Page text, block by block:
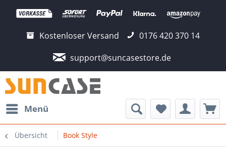
Kostenloser Versand
0176 420 370 14
support@suncasestore.de
Menü
Übersicht Book Style